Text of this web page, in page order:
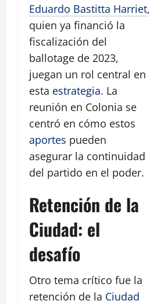
Eduardo Bastitta Harriet,
quien ya financió la
fiscalización del
ballotage de 2023,
juegan un rol central en
esta estrategia. La
reunión en Colonia se
centró en cómo estos
aportes pueden
asegurar la continuidad
del partido en el poder.
Retención de la
Ciudad: el
desafío
Otro tema crítico fue la
retención de la Ciudad